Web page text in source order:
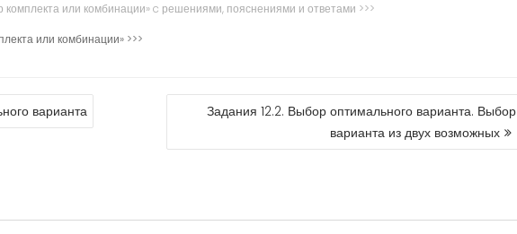
комплекта или комбинации» c решениями, пояснениями и ответами >>>
или комбинации» >>>
варианта
Задания 12.2. Выбор оптимального варианта. Выбор
варианта из двух возможных